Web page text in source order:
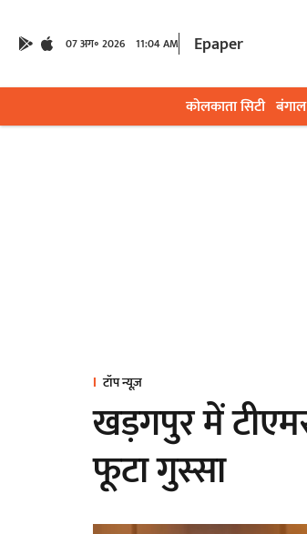
07 अग॰ 2026 11:04 AM Epaper
कोलकाता सिटी बंगाल
टॉप न्यूज़
खड़गपुर में
फूटा गुस्सा